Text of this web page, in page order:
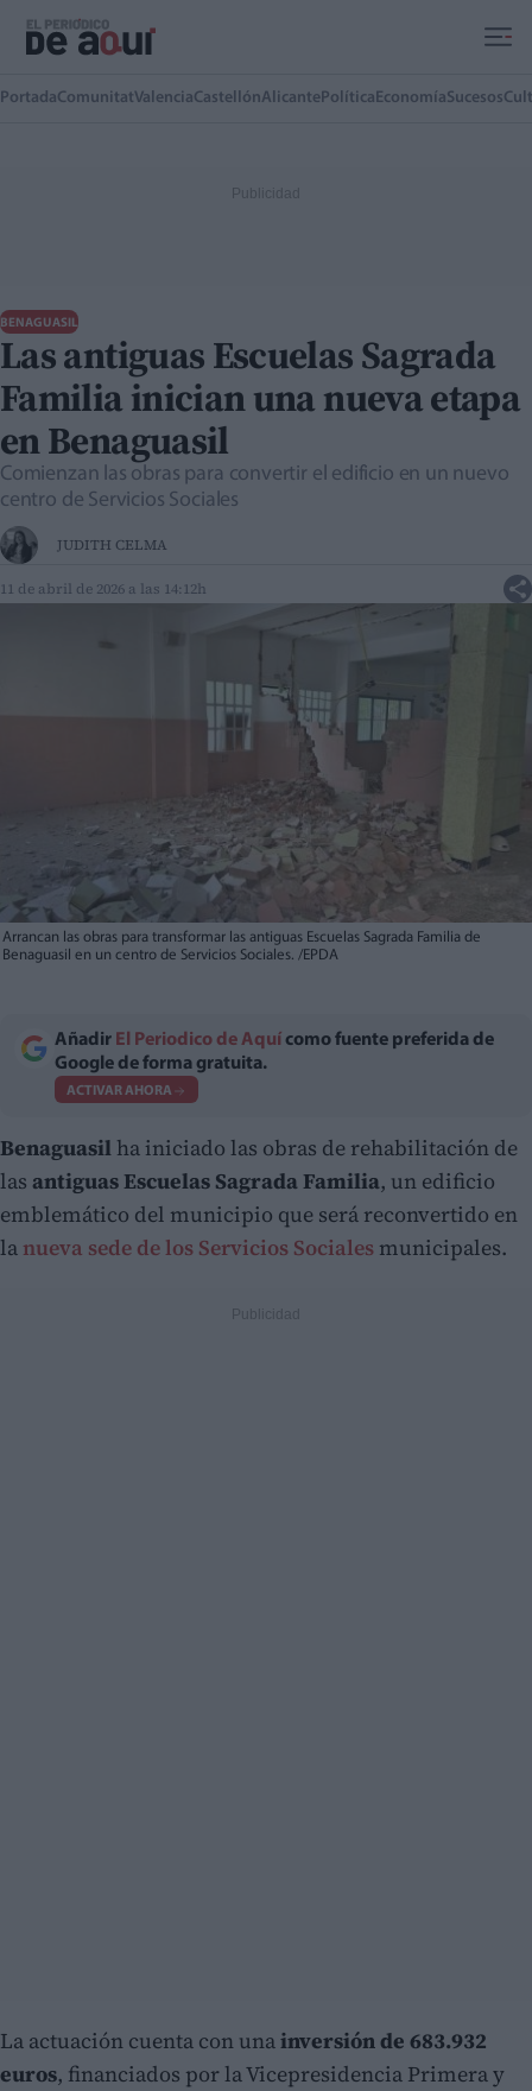
PortadaComunitatValenciaCastellónAlicante Política EconomíaSucesos
BENAGUASIL
Las antiguas Escuelas Sagrada
Familia inician una nueva etapa
en Benaguasil
Comienzan las obras para convertir el edificio en un nuevo
centro de Servicios Sociales
JUDITH CELMA
11 de abril de 2026 a las 14:12h
Arrancan las obras para transformar las antiguas Escuelas Sagrada Familia de
Benaguasil en un centro de Servicios Sociales. /EPDA
Añadir El Periodico de Aquí como fuente preferida de
Google de forma gratuita.
ACTIVAR AHORA
Benaguasil ha iniciado las obras de rehabilitación de
las antiguas Escuelas Sagrada Familia, un edificio
emblemático del municipio que será reconvertido en
la nueva sede de los Servicios Sociales municipales.
La actuación cuenta con unainversión de 683.932
euros, financiados por la Vicepresidencia Primera y